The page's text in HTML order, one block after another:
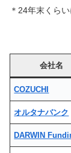
＊24年末くら
会社名
COZUCHI
オルタナバンク
DARWIN